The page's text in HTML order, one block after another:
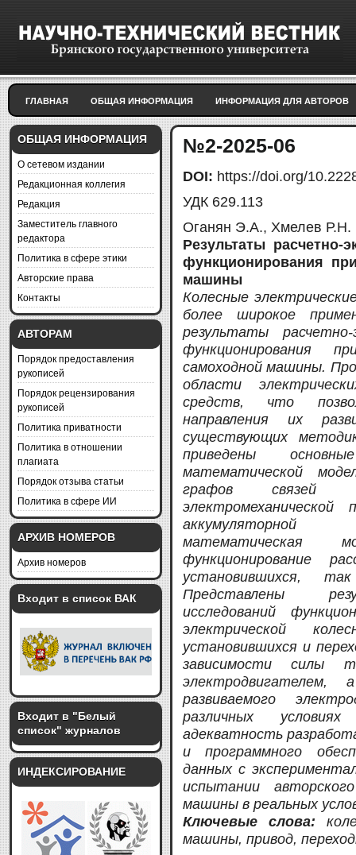
ГЛАВНАЯ ОБЩАЯ ИНФОРМАЦИЯ ИНФОРМАЦИЯ ДЛЯ АВТОРОВ
ОБЩАЯ ИНФОРМАЦИЯ
О сетевом издании
Редакционная коллегия
Редакция
Заместитель главного
редактора
Политика в сфере этики
Авторские права
Контакты
АВТОРАМ
Порядок предоставления
рукописей
Порядок рецензирования
рукописей
Политика приватности
Политика в отношении
плагиата
Порядок отзыва статьи
Политика в сфере ИИ
АРХИВ НОМЕРОВ
Архив номеров
Входит в список ВАК
Входит в "Белый
список" журналов
ИНДЕКСИРОВАНИЕ
№2-2025-06
DOI: https://doi.org/
УДК 629.113
Оганян Э.А., Хмелев Р.Н.
Результаты расчетно-
функционирования
машины
Колесные
более широкое
результаты расчетно-
функционирования
самоходной машины.
области
средств, что
направления их
существующих
приведены
математической
графов связей
аккумуляторной
математическая
функционирование
установившихся,
Представлены
исследований
электрической
установившихся и
зависимости силы
развиваемого
различных
адекватность
и программного
данных с
испытании
машины в реальных
Ключевые слова:
машины, привод,